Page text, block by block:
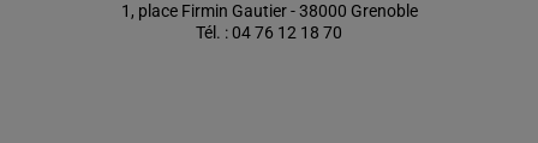
1, place Firmin Gautier - 38000 Grenoble
Tél. : 04 76 12 18 70